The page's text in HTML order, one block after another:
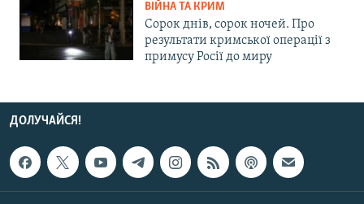
ВІЙНА ТА КРИМ
Сорок днів, сорок ночей. Про
результати кримської операції з
примусу Росії до миру
ДОЛУЧАЙСЯ!